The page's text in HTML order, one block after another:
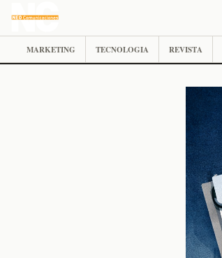
MARKETING TECNOLOGIA REVISTA